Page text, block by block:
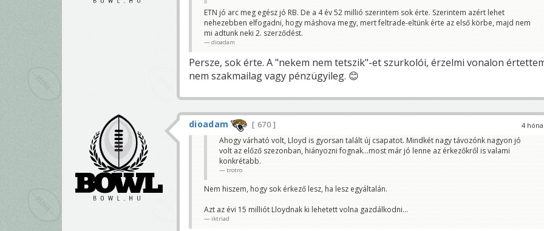
ETN jó arc meg egész jó RB. De a 4 év 52 millió szerintem sok érte. Szerintem azért lehet
nehezebben elfogadni, hogy máshova megy, mert feltrade-eltünk érte az első körbe, majd nem
mi adtunk neki 2. szerződést.
dioadam
Persze, sok érte. A "nekem nem tetszik"-et szurkolói, érzelmi vonalon
nem szakmailag vagy pénzügyileg. 😊
4
dioadam
670
Ahogy várható volt, Lloyd is gyorsan talált új csapatot. Mindkét nagy távozónk nagyon jó
volt az előző szezonban, hiányozni fognak…most már jó lenne az érkezőkről is valami
konkrétabb.
trotro
Nem hiszem, hogy sok érkező lesz, ha lesz egyáltalán.
Azt az évi 15 milliót Lloydnak ki lehetett volna gazdálkodni...
iktriad